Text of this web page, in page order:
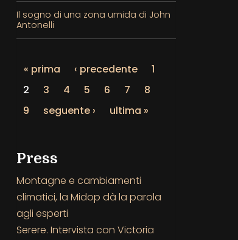
Il sogno di una zona umida di John
Antonelli
« prima ‹ precedente
1
2
3 4 5 6 7
8
9
seguente › ultima »
Press
Montagne e cambiamenti
climatici, la Midop dà la parola
agli esperti
Serere. Intervista con Victoria